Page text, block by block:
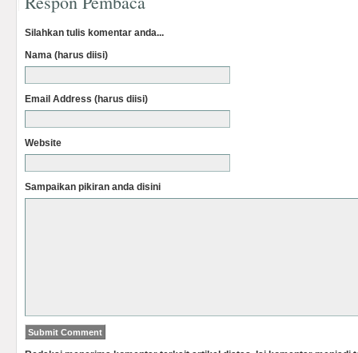
Silahkan tulis komentar anda...
Nama (harus diisi)
Email Address (harus diisi)
Website
Sampaikan pikiran anda disini